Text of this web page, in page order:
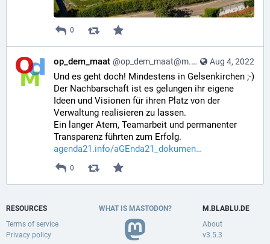
0
Aug 4, 2022
op_dem_maat @op_dem_maat@m.blablu.de
Und es geht doch! Mindestens in Gelsenkirchen ;-)
Der Nachbarschaft ist es gelungen ihr eigene
Ideen und Visionen für ihren Platz von der
Verwaltung realisieren zu lassen.
Ein langer Atem, Teamarbeit und permanenter
Transparenz führten zum Erfolg.
agenda21.info/aGEnda21_dokumen
0
RESOURCES
Terms of service
Privacy policy
WHAT IS MASTODON?
M.BLABLU.DE
About
v3.5.3